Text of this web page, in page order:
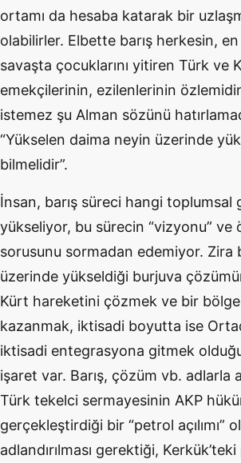
ortamı da hesaba katarak bir
olabilirler. Elbette barış herkesin,
savaşta çocuklarını yitiren Türk ve
emekçilerinin, ezilenlerinin
istemez şu Alman sözünü
“Yükselen daima neyin üzerinde
bilmelidir”.
İnsan, barış süreci hangi toplumsal
yükseliyor, bu sürecin “vizyonu” ve
sorusunu sormadan edemiyor. Zira
üzerinde yükseldiği burjuva
Kürt hareketini çözmek ve bir
kazanmak, iktisadi boyutta ise
iktisadi entegrasyona gitmek
işaret var. Barış, çözüm vb. adlarla
Türk tekelci sermayesinin AKP
gerçekleştirdiği bir “petrol açılımı”
adlandırılması gerektiği,